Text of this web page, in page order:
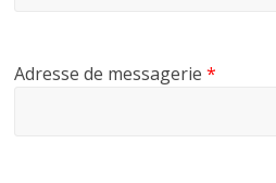
Adresse de messagerie*